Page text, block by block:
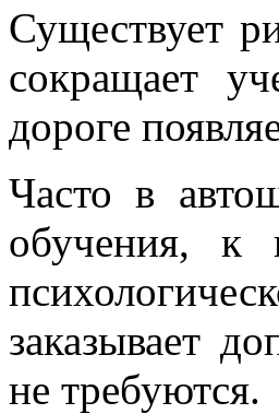
Существует
сокращает
дороге
Часто в
обучения, к
заказывает
не требуются.